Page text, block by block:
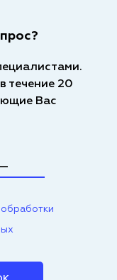
течение 20
Вас